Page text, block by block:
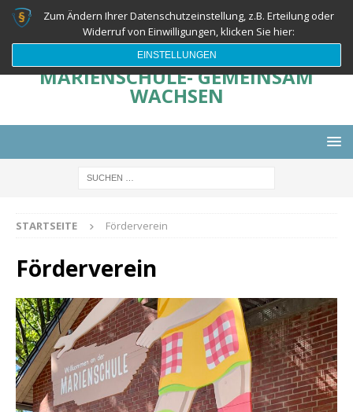
MARIENSCHULE- GEMEINSAM
WACHSEN
STARTSEITE Förderverein
Förderverein
Zum Ändern Ihrer Datenschutzeinstellung, z.B. Erteilung oder
Widerruf von Einwilligungen, klicken Sie hier:
EINSTELLUNGEN